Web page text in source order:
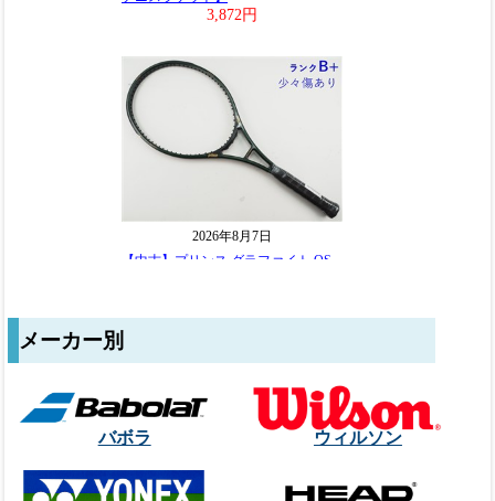
メーカー別
バボラ ウィルソン